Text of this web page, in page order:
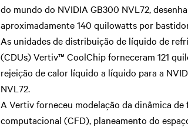
do mundo do NVIDIA GB300 NVL72,
aproximadamente 140 quilowatts por
As unidades de distribuição de líquido de
(CDUs) Vertiv™ CoolChip forneceram 121
rejeição de calor líquido a líquido para a
NVL72.
A Vertiv forneceu modelação da dinâmica de
computacional (CFD), planeamento do